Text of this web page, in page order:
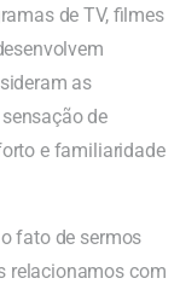
de TV, filmes
as
de
e familiaridade
fato de sermos
relacionamos com